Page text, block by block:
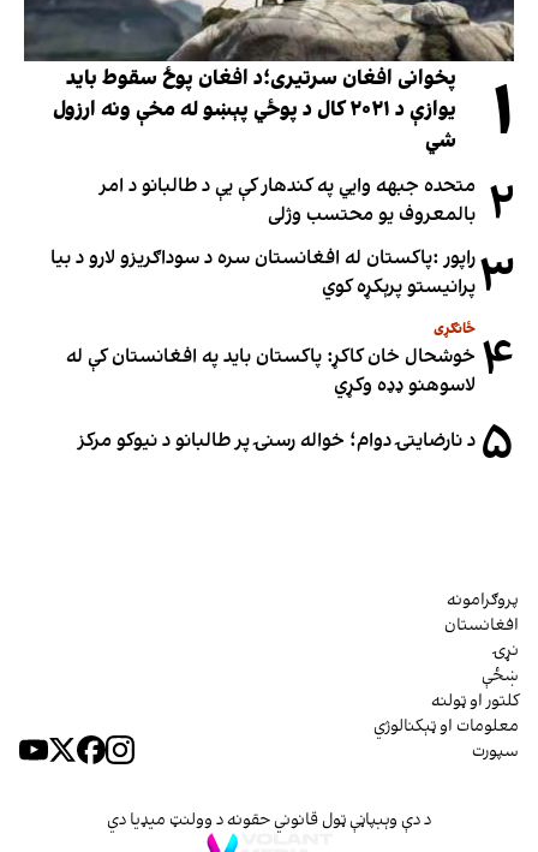
۱
پخوانی افغان سرتیری؛د افغان پوځ سقوط باید
یوازې د ۲۰۲۱ کال د پوځي پېښو له مخې ونه ارزول
شي
۲ متحده جبهه وايي په کندهار کې یې د طالبانو د امر
بالمعروف یو محتسب وژلی
۳راپور :پاکستان له افغانستان سره د سوداګریزو لارو د بیا
پرانیستو پرېکړه کوي
۴ ځانګړی
خوشحال خان کاکړ: پاکستان بايد په افغانستان کې له
لاسوهنو ډډه وکړي
۵ د نارضایتۍ دوام؛ خواله رسنۍ پر طالبانو د نیوکو مرکز
پروګرامونه
افغانستان
نړۍ
ښځې
کلتور او ټولنه
معلومات او ټېکنالوژي
سپورت
د دې وېبپاڼې ټول قانوني حقونه د وولنټ میډیا دي